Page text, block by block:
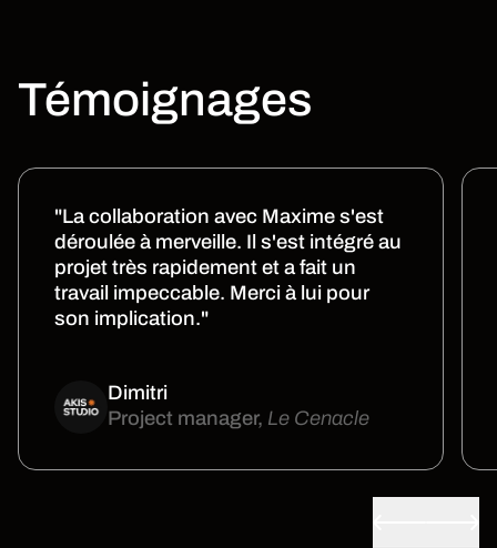
Témoignages
"La collaboration avec Maxime s'est
déroulée à merveille. Il s'est intégré au
projet très rapidement et a fait un
travail impeccable. Merci à lui pour
son implication."
Dimitri
Project manager, Le Cenacle